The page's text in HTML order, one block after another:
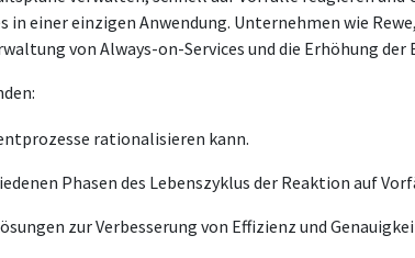
einer einzigen Anwendung. Unternehmen wie
von Always-on-Services und die Erhöhung der
rationalisieren kann.
Phasen des Lebenszyklus der Reaktion auf
zur Verbesserung von Effizienz und